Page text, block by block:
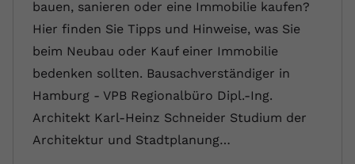
bauen, sanieren oder eine Immobilie kaufen?
Hier finden Sie Tipps und Hinweise, was Sie
beim Neubau oder Kauf einer Immobilie
bedenken sollten. Bausachverständiger in
Hamburg - VPB Regionalbüro Dipl.-Ing.
Architekt Karl-Heinz Schneider Studium der
Architektur und Stadtplanung…